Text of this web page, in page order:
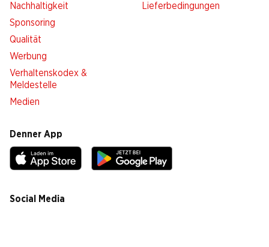
Nachhaltigkeit
Sponsoring
Qualität
Werbung
Verhaltenskodex &
Meldestelle
Medien
Lieferbedingungen
Denner App
Social Media